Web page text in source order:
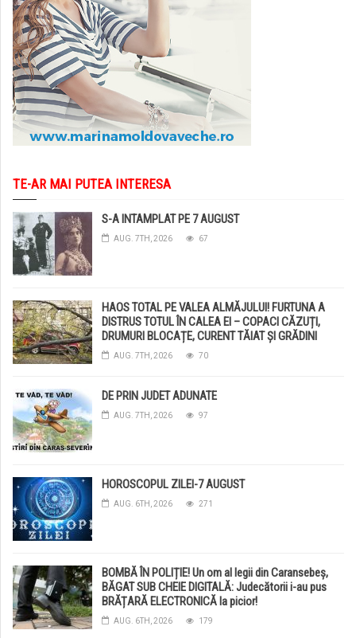
TE-AR MAI PUTEA INTERESA
S-A INTAMPLAT PE 7 AUGUST
AUG. 7TH, 2026 67
HAOS TOTAL PE VALEA ALMĂJULUI! FURTUNA A
DISTRUS TOTUL ÎN CALEA EI – COPACI CĂZUȚI,
DRUMURI BLOCAȚE, CURENT TĂIAT ȘI GRĂDINI
DISTRUSE DE GRINDINĂ!
AUG. 7TH, 2026 70
DE PRIN JUDET ADUNATE
AUG. 7TH, 2026 97
HOROSCOPUL ZILEI-7 AUGUST
AUG. 6TH, 2026 271
BOMBĂ ÎN POLIȚIE! Un om al legii din Caransebeș,
BĂGAT SUB CHEIE DIGITALĂ: Judecătorii i-au pus
BRĂȚARĂ ELECTRONICĂ la picior!
AUG. 6TH, 2026 179